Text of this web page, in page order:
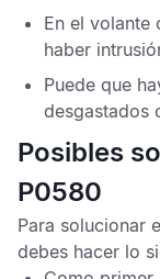
En el volante
haber
Puede que
desgastados
Posibles
P0580
Para solucionar
debes hacer lo